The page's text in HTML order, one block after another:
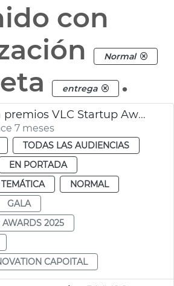
con
Normal
entrega .
Gala entrega premios VLC Startup Awards 2025
7 meses
TODAS LAS AUDIENCIAS
EN PORTADA
NORMAL
GALA
AWARDS 2025
CAPOITAL